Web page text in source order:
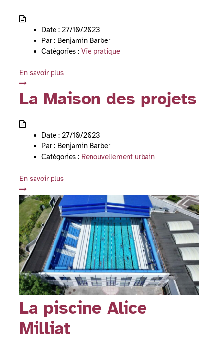
Date : 27/10/2023
Par : Benjamin Barber
Catégories : Vie pratique
En savoir plus
La Maison des projets
Date : 27/10/2023
Par : Benjamin Barber
Catégories : Renouvellement urbain
En savoir plus
La piscine Alice
Milliat